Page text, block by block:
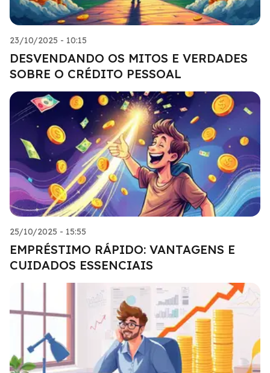
23/10/2025 - 10:15
DESVENDANDO OS MITOS E VERDADES
SOBRE O CRÉDITO PESSOAL
25/10/2025 - 15:55
EMPRÉSTIMO RÁPIDO: VANTAGENS E
CUIDADOS ESSENCIAIS